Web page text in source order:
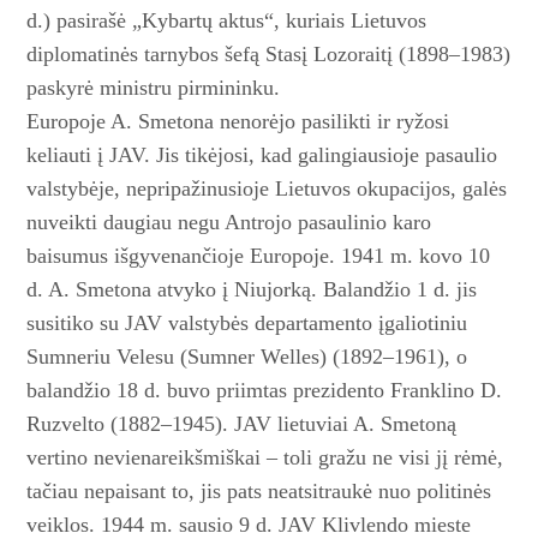
d.) pasirašė „Kybartų aktus“, kuriais Lietuvos
diplomatinės tarnybos šefą Stasį Lozoraitį (1898–1983)
paskyrė ministru pirmininku.
Europoje A. Smetona nenorėjo pasilikti ir ryžosi
keliauti į JAV. Jis tikėjosi, kad galingiausioje pasaulio
valstybėje, nepripažinusioje Lietuvos okupacijos, galės
nuveikti daugiau negu Antrojo pasaulinio karo
baisumus išgyvenančioje Europoje. 1941 m. kovo 10
d. A. Smetona atvyko į Niujorką. Balandžio 1 d. jis
susitiko su JAV valstybės departamento įgaliotiniu
Sumneriu Velesu (Sumner Welles) (1892–1961), o
balandžio 18 d. buvo priimtas prezidento Franklino D.
Ruzvelto (1882–1945). JAV lietuviai A. Smetoną
vertino nevienareikšmiškai – toli gražu ne visi jį rėmė,
tačiau nepaisant to, jis pats neatsitraukė nuo politinės
veiklos. 1944 m. sausio 9 d. JAV Klivlendo mieste